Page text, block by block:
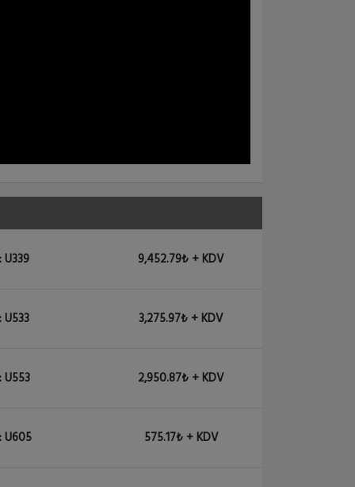
U339 9,452.79₺ + KDV
U533 3,275.97₺ + KDV
U553 2,950.87₺ + KDV
U605 575.17₺ + KDV